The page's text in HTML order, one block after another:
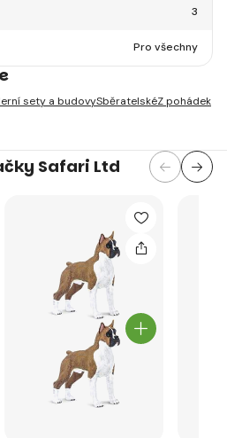
3
Pro všechny
sety a budovySběratelskéZ pohádek
Safari Ltd